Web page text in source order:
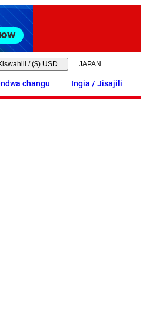
/ ($) USD
changu Ingia / Jisajili